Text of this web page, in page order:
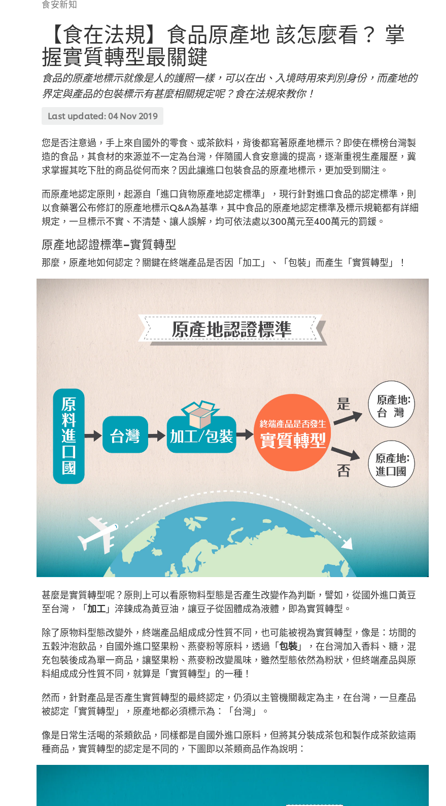
食安新知
【食在法規】食品原產地 該怎麼看？ 掌
握實質轉型最關鍵
食品的原產地標示就像是人的護照一樣，可以在出、入境時用來判別身份，而產地的
界定與產品的包裝標示有甚麼相關規定呢？食在法規來教你！
Last updated:04 Nov 2019
您是否注意過，手上來自國外的零食、或茶飲料，背後都寫著原產地標示？即使在標榜台灣製
造的食品，其食材的來源並不一定為台灣，伴隨國人食安意識的提高，逐漸重視生產履歷，冀
求掌握其吃下肚的商品從何而來？因此讓進口包裝食品的原產地標示，更加受到關注。
而原產地認定原則，起源自「進口貨物原產地認定標準」，現行針對進口食品的認定標準，則
以食藥署公布修訂的原產地標示Q&A為基準，其中食品的原產地認定標準及標示規範都有詳細
規定，一旦標示不實、不清楚、讓人誤解，均可依法處以300萬元至400萬元的罰鍰。
原產地認證標準–實質轉型
那麼，原產地如何認定？關鍵在終端產品是否因「加工」、「包裝」而產生「實質轉型」！
甚麼是實質轉型呢？原則上可以看原物料型態是否產生改變作為判斷，譬如，從國外進口黃豆
至台灣，「加工 」淬鍊成為黃豆油，讓豆子從固體成為液體，即為實質轉型。
除了原物料型態改變外，終端產品組成成分性質不同，也可能被視為實質轉型，像是：坊間的
五穀沖泡飲品，自國外進口堅果粉、燕麥粉等原料，透過「包裝 」，在台灣加入香料、糖，混
充包裝後成為單一商品，讓堅果粉、燕麥粉改變風味，雖然型態依然為粉狀，但終端產品與原
料組成成分性質不同，就算是「實質轉型」的一種！
然而，針對產品是否產生實質轉型的最終認定，仍須以主管機關裁定為主，在台灣，一旦產品
被認定「實質轉型」，原產地都必須標示為：「台灣」。
像是日常生活喝的茶類飲品，同樣都是自國外進口原料，但將其分裝成茶包和製作成茶飲這兩
種商品，實質轉型的認定是不同的，下圖即以茶類商品作為說明：